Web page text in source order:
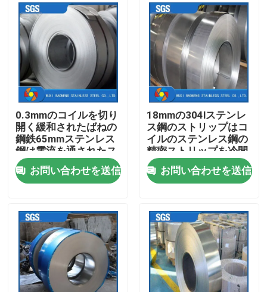
ビデオ
企業情報
会社案内
品質管理
お問い合わせ
見積依頼
ステンレス鋼の金属製造
ステンレス鋼の薄板金
0.3mmのコイルを切り
開く緩和されたばねの
鋼鉄65mmステンレス
鋼は電流を通されたス
チール バンドを冷間圧
延したお問い合わせを送信
18mmの304lステンレ
ス鋼のストリップはコ
イルのステンレス鋼の
精密ストリップを冷間
圧延した
お問い合わせを送信